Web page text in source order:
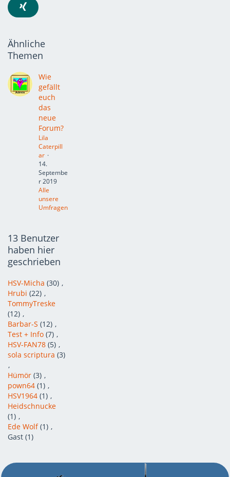
Ähnliche
Themen
Wie
gefällt
euch
das
neue
Forum?
Lila
Caterpill
ar
14.
Septembe
r 2019
Alle
unsere
Umfragen
13 Benutzer
haben hier
geschrieben
HSV-Micha (30)
Hrubi (22)
TommyTreske
(12)
Barbar-S (12)
Test + Info (7)
HSV-FAN78 (5)
sola scriptura (3)
Hümör (3)
pown64 (1)
HSV1964 (1)
Heidschnucke
(1)
Ede Wolf(1)
Gast (1)